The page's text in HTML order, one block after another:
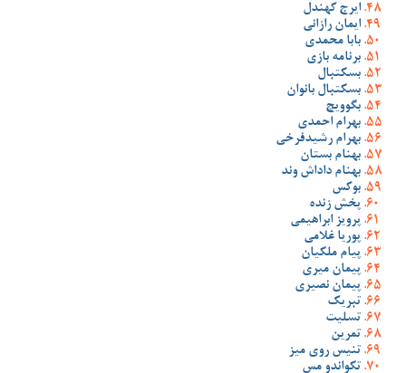
ایرج کهندل
ایمان رازانی
بابا محمدی
برنامه بازی
بسکتبال
بسکتبال بانوان
بگوویچ
بهرام احمدی
بهرام رشیدفرخی
بهنام بستان
بهنام داداش وند
بوکس
پخش زنده
پرویز ابراهیمی
پوریا غلامی
پیام ملکیان
پیمان میری
پیمان نصیری
تبریک
تسلیت
تمرین
تنیس روی میز
تکواندو مس